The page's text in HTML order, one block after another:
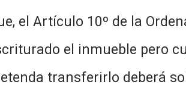
el Artículo 10º de la
el inmueble pero
transferirlo deberá